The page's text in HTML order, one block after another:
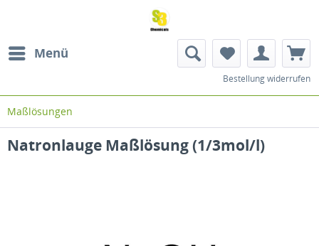
Menü
Bestellung widerrufen
Maßlösungen
Natronlauge Maßlösung (1/3mol/l)